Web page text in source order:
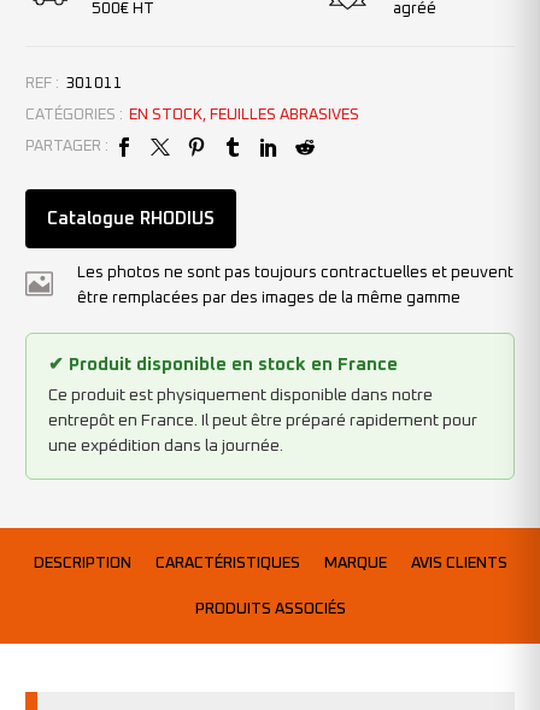
500€ HT
agréé
REF : 301011
CATÉGORIES :
EN STOCK, FEUILLES ABRASIVES
PARTAGER :
Catalogue RHODIUS
Les photos ne sont pas toujours contractuelles et peuvent
être remplacées par des images de la même gamme
✔ Produit disponible en stock en France
Ce produit est physiquement disponible dans notre
entrepôt en France. Il peut être préparé rapidement pour
une expédition dans la journée.
DESCRIPTION CARACTÉRISTIQUES MARQUE AVIS CLIENTS
PRODUITS ASSOCIÉS